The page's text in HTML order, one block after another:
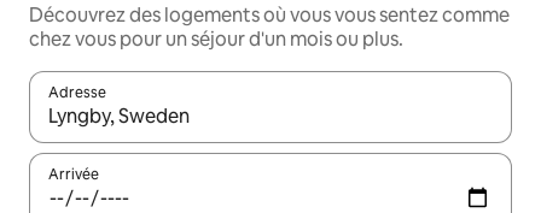
Découvrez des logements où vous vous sentez comme
chez vous pour un séjour d'un mois ou plus.
Adresse
Lorsque les résultats s'affichent, utilisez les flèches vers le
Arrivée